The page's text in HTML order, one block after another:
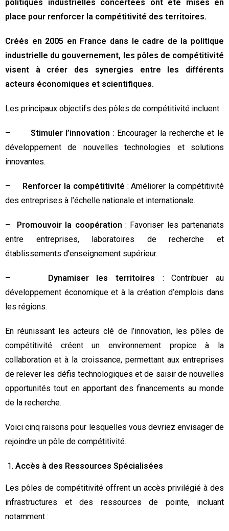
politiques industrielles concertées ont été mises en
place pour renforcer la compétitivité des territoires.
Créés en 2005 en France dans le cadre de la politique
industrielle du gouvernement, les pôles de compétitivité
visent à créer des synergies entre les différents
acteurs économiques et scientifiques.
Les principaux objectifs des pôles de compétitivité incluent :
– Stimuler l’innovation : Encourager la recherche et le
développement de nouvelles technologies et solutions
innovantes.
– Renforcer la compétitivité : Améliorer la compétitivité
des entreprises à l’échelle nationale et internationale.
– Promouvoir la coopération : Favoriser les partenariats
entre entreprises, laboratoires de recherche et
établissements d’enseignement supérieur.
– Dynamiser les territoires : Contribuer au
développement économique et à la création d’emplois dans
les régions.
En réunissant les acteurs clé de l’innovation, les pôles de
compétitivité créent un environnement propice à la
collaboration et à la croissance, permettant aux entreprises
de relever les défis technologiques et de saisir de nouvelles
opportunités tout en apportant des financements au monde
de la recherche.
Voici cinq raisons pour lesquelles vous devriez envisager de
rejoindre un pôle de compétitivité.
Accès à des Ressources Spécialisées
Les pôles de compétitivité offrent un accès privilégié à des
infrastructures et des ressources de pointe, incluant
notamment :